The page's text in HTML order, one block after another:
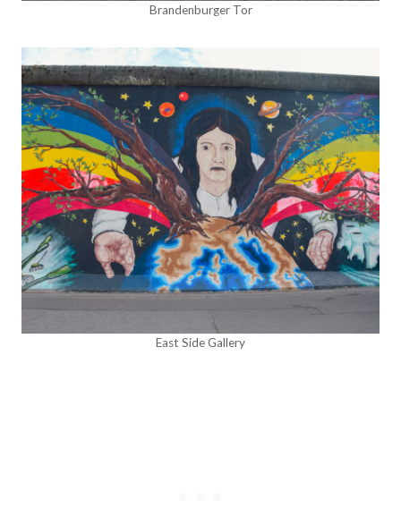
Brandenburger Tor
East Side Gallery